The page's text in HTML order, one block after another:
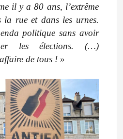
il y a 80 ans, l’extrême
la rue et dans les urnes.
politique sans avoir
les élections. (…)
de tous ! »